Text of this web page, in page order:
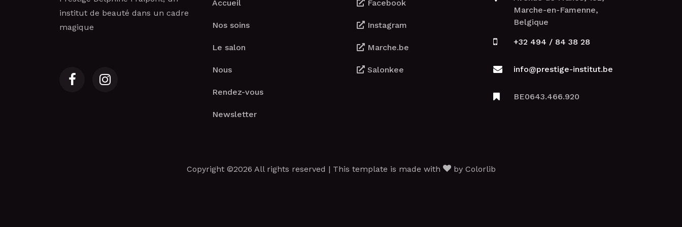
institut de beauté dans un cadre
magique
Accueil
Nos soins
Le salon
Nous
Rendez-vous
Newsletter
Facebook
Instagram
Marche.be
Salonkee
Marche-en-Famenne,
Belgique
+32 494 / 84 38 28
info@prestige-institut.be
BE0643.466.920
Copyright ©2026 All rights reserved | This template is made with by Colorlib